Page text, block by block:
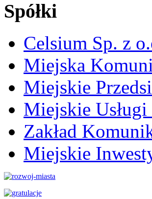
Spółki
Celsium Sp. z
Miejska
Miejskie
Miejskie
Zakład
Miejskie